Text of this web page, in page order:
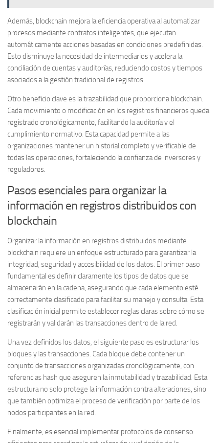
Además, blockchain mejora laeficiencia operativaal automatizar
procesos mediante contratos inteligentes, que ejecutan
automáticamente acciones basadas en condiciones predefinidas.
Esto disminuye la necesidad de intermediarios y acelera la
conciliación de cuentas y auditorías, reduciendo costos y tiempos
asociados a la gestión tradicional de registros.
Otro beneficio clave es latrazabilidad que proporciona blockchain.
Cada movimiento o modificación en los registros financieros queda
registrado cronológicamente, facilitando la auditoría y el
cumplimiento normativo. Esta capacidad permite a las
organizaciones mantener un historial completo y verificable de
todas las operaciones, fortaleciendo la confianza de inversores y
reguladores.
Pasos esenciales para organizar la
información en registros distribuidos con
blockchain
Organizar la información en registros distribuidos mediante
blockchain requiere un enfoque estructurado para garantizar la
integridad, seguridad y accesibilidad de los datos. El primer paso
fundamental esdefinir claramente los tipos de datosque se
almacenarán en la cadena, asegurando que cada elemento esté
correctamente clasificado para facilitar su manejo y consulta. Esta
clasificación inicial permite establecer reglas claras sobre cómo se
registrarán y validarán las transacciones dentro de la red.
Una vez definidos los datos, el siguiente paso esestructurar los
bloques y las transacciones. Cada bloque debe contener un
conjunto de transacciones organizadas cronológicamente, con
referencias hash que aseguren la inmutabilidad y trazabilidad. Esta
estructura no solo protege la información contra alteraciones, sino
que también optimiza el proceso de verificación por parte de los
nodos participantes en la red.
Finalmente, es esencial implementar protocolos de consenso